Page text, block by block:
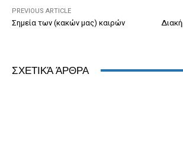
k
PREVIOUS ARTICLE
Σημεία των (κακών μας) καιρών
ΣΧΕΤΙΚΆ ΆΡΘΡΑ